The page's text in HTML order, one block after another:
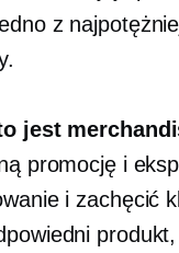
z
jest
promocję i
i zachęcić